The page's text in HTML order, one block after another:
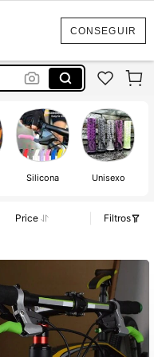
CONSEGUIR
Silicona Unisexo
Price
Filtros